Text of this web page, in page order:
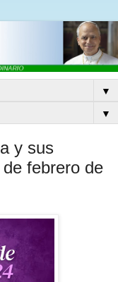
▼
▼
y sus
febrero de